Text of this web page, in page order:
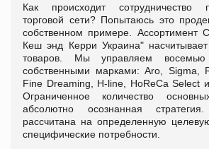
Как происходит сотрудничество
торговой сети? Попытаюсь это
собственном примере.
Кеш энд Керри Украина"
товаров. Мы управляем восемью
собственными марками: Aro, Sigma,
Fine Dreaming, H-line, HoReCa Select
Ограниченное количество
абсолютно осознанная
рассчитана на определенную
специфические потребности.